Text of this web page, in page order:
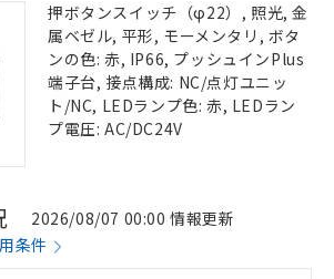
押ボタンスイッチ（φ22）, 照光, 金
属ベゼル, 平形, モーメンタリ, ボタ
ンの色: 赤, IP66, プッシュインPlus
端子台, 接点構成: NC/点灯ユニッ
ト/NC, LEDランプ色: 赤, LEDラン
プ電圧: AC/DC24V
2026/08/07 00:00 情報更新
条件